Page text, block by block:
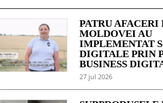
PATRU AFACERI
MOLDOVEI AU
IMPLEMENTAT
DIGITALE PRIN
BUSINESS
27 jul 2026